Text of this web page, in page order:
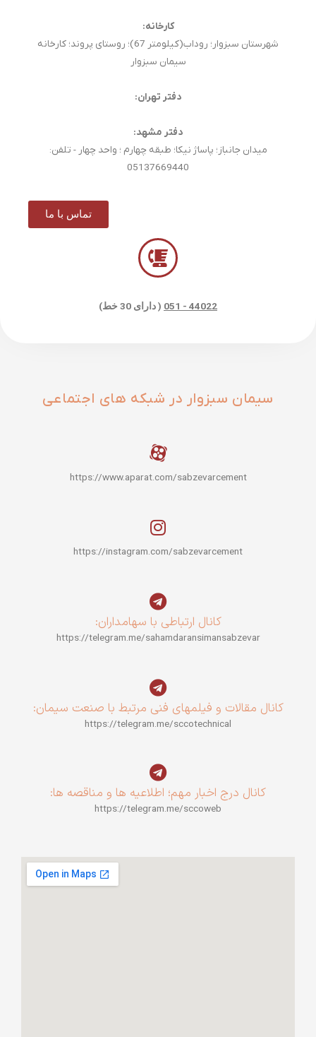
کارخانه:
شهرستان سبزوار؛ روداب(کیلومتر 67)؛ روستای پروند؛ کارخانه
سیمان سبزوار
دفتر تهران:
دفتر مشهد:
میدان جانباز؛ پاساژ نیکا؛ طبقه چهارم ؛ واحد چهار - تلفن:
05137669440
تماس با ما
44022 - 051 ( دارای 30 خط)
سیمان سبزوار در شبکه های اجتماعی
https://www.aparat.com/sabzevarcement
https://instagram.com/sabzevarcement
کانال ارتباطی با سهامداران:
https://telegram.me/sahamdaransimansabzevar
کانال مقالات و فیلمهای فنی مرتبط با صنعت سیمان:
https://telegram.me/sccotechnical
کانال درج اخبار مهم؛ اطلاعیه ها و مناقصه ها:
https://telegram.me/sccoweb